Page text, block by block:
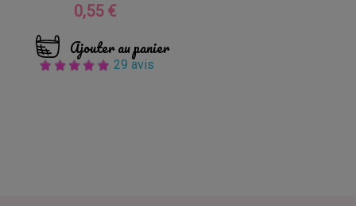
Prix
0,55 €
Ajouter au panier
29 avis